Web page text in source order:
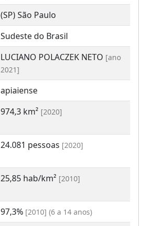
(SP) São Paulo
Sudeste do Brasil
LUCIANO POLACZEK NETO [ano
2021]
apiaiense
974,3 km² [2020]
24.081 pessoas [2020]
25,85 hab/km² [2010]
97,3% [2010] (6 a 14 anos)